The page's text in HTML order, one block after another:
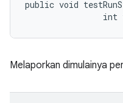
public void
int
Melaporkan dimulainya